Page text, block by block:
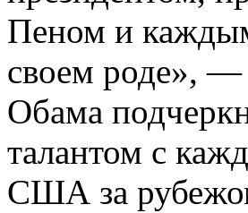
Пеном и
своем роде», —
Обама
талантом с
США за